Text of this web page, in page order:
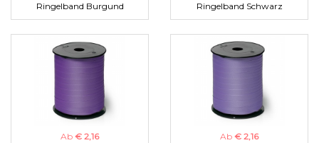
Ringelband Burgund
Ringelband Schwarz
Ab € 2,16
Ab € 2,16